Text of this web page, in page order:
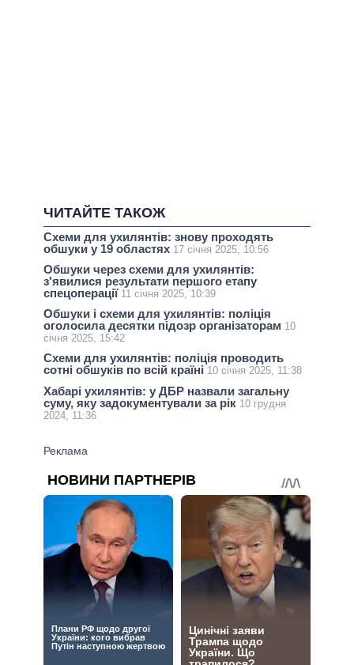
ЧИТАЙТЕ ТАКОЖ
Схеми для ухилянтів: знову проходять
обшуки у 19 областях 17 січня 2025, 10:56
Обшуки через схеми для ухилянтів:
з'явилися результати першого етапу
спецоперації 11 січня 2025, 10:39
Обшуки і схеми для ухилянтів: поліція
оголосила десятки підозр організаторам 10
січня 2025, 15:42
Схеми для ухилянтів: поліція проводить
сотні обшуків по всій країні 10 січня 2025, 11:38
Хабарі ухилянтів: у ДБР назвали загальну
суму, яку задокументували за рік 10 грудня
2024, 11:36